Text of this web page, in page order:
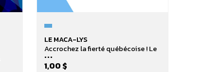
Le
Maca-
lys
LE MACA-LYS
Accrochez la fierté québécoise ! Le
...
1,00 $